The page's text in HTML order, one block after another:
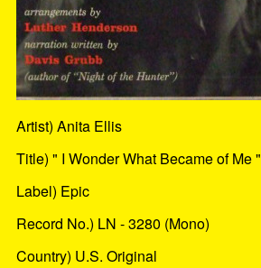
Artist) Anita Ellis
Title) " I Wonder What Became of Me "
Label) Epic
Record No.) LN - 3280 (Mono)
Country) U.S. Original